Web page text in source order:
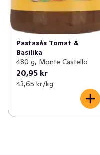
Pastasås Tomat &
Basilika
480 g, Monte Castello
20,95 kr
43,65 kr /kg